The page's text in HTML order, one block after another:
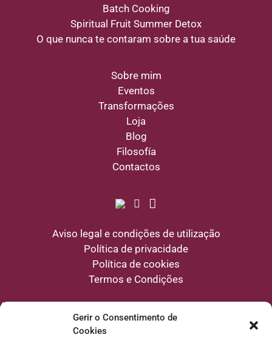
Gerir o Consentimento de
Cookies
Batch Cooking
Spiritual Fruit Summer Detox
O que nunca te contaram sobre a tua saúde
Sobre mim
Eventos
Transformações
Loja
Blog
Filosofía
Contactos
Aviso legal e condições de utilização
Política de privacidade
Política de cookies
Termos e Condições
Aviso
divulgação sobre bem-estar natural e alimentação consciente. Não constituem
um diagnóstico, tratamento ou prescrição médica, e a navegação neste website